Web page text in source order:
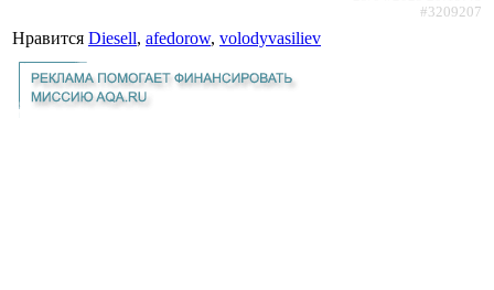
#3209207
Нравится Diesell, afedorow, volodyvasiliev